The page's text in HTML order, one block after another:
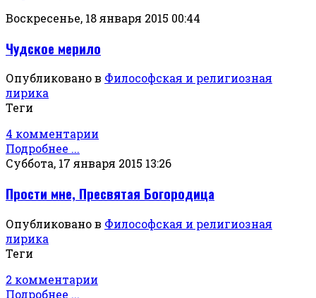
Воскресенье, 18 января 2015 00:44
Чудское мерило
Опубликовано в Философская и религиозная
лирика
Теги
4 комментарии
Подробнее ...
Суббота, 17 января 2015 13:26
Прости мне, Пресвятая Богородица
Опубликовано в Философская и религиозная
лирика
Теги
2 комментарии
Подробнее ...